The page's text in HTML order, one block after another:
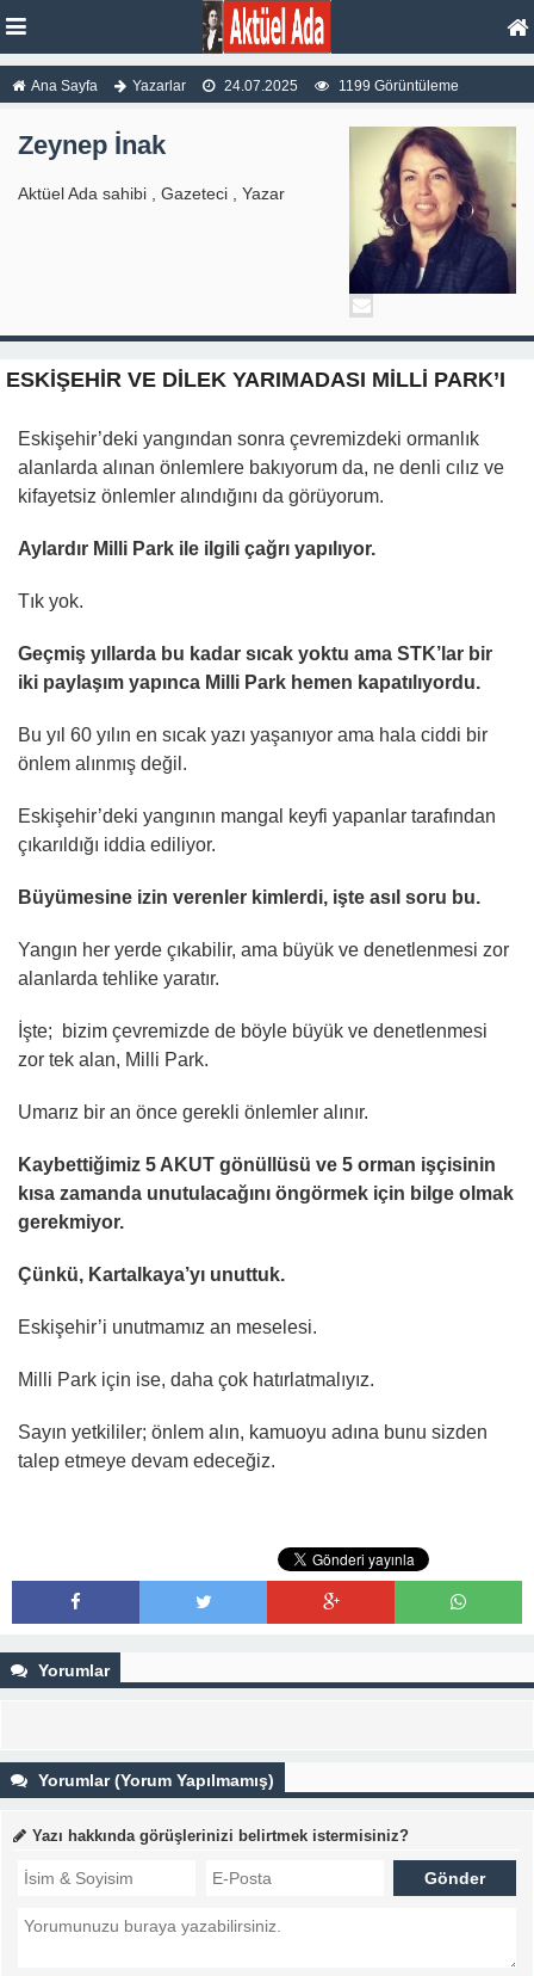
Ana Sayfa Yazarlar 24.07.2025 1199 Görüntüleme
Zeynep İnak
Aktüel Ada sahibi , Gazeteci , Yazar
ESKİŞEHİR VE DİLEK YARIMADASI MİLLİ PARK’I
Eskişehir’deki yangından sonra çevremizdeki ormanlık
alanlarda alınan önlemlere bakıyorum da, ne denli cılız ve
kifayetsiz önlemler alındığını da görüyorum.
Aylardır Milli Park ile ilgili çağrı yapılıyor.
Tık yok.
Geçmiş yıllarda bu kadar sıcak yoktu ama STK’lar bir
iki paylaşım yapınca Milli Park hemen kapatılıyordu.
Bu yıl 60 yılın en sıcak yazı yaşanıyor ama hala ciddi bir
önlem alınmış değil.
Eskişehir’deki yangının mangal keyfi yapanlar tarafından
çıkarıldığı iddia ediliyor.
Büyümesine izin verenler kimlerdi, işte asıl soru bu.
Yangın her yerde çıkabilir, ama büyük ve denetlenmesi zor
alanlarda tehlike yaratır.
İşte; bizim çevremizde de böyle büyük ve denetlenmesi
zor tek alan, Milli Park.
Umarız bir an önce gerekli önlemler alınır.
Kaybettiğimiz 5 AKUT gönüllüsü ve 5 orman işçisinin
kısa zamanda unutulacağını öngörmek için bilge olmak
gerekmiyor.
Çünkü, Kartalkaya’yı unuttuk.
Eskişehir’i unutmamız an meselesi.
Milli Park için ise, daha çok hatırlatmalıyız.
Sayın yetkililer; önlem alın, kamuoyu adına bunu sizden
talep etmeye devam edeceğiz.
Yorumlar
Yorumlar (Yorum Yapılmamış)
Yazı hakkında görüşlerinizi belirtmek istermisiniz?